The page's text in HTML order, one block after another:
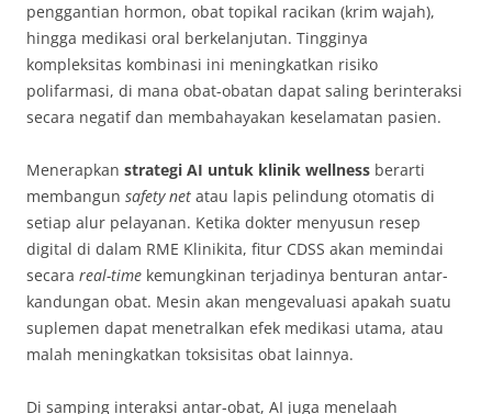
penggantian hormon, obat topikal racikan (krim wajah),
hingga medikasi oral berkelanjutan. Tingginya
kompleksitas kombinasi ini meningkatkan risiko
polifarmasi, di mana obat-obatan dapat saling berinteraksi
secara negatif dan membahayakan keselamatan pasien.
Menerapkan strategi AI untuk klinik wellness berarti
membangun safety net atau lapis pelindung otomatis di
setiap alur pelayanan. Ketika dokter menyusun resep
digital di dalam RME Klinikita, fitur CDSS akan memindai
secara real-time kemungkinan terjadinya benturan antar-
kandungan obat. Mesin akan mengevaluasi apakah suatu
suplemen dapat menetralkan efek medikasi utama, atau
malah meningkatkan toksisitas obat lainnya.
Di samping interaksi antar-obat, AI juga menelaah